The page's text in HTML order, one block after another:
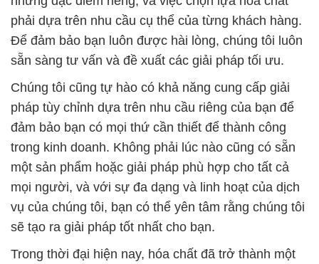
phải dựa trên nhu cầu cụ thể của từng khách hàng.
Để đảm bảo bạn luôn được hài lòng, chúng tôi luôn
sẵn sàng tư vấn và đề xuất các giải pháp tối ưu.
Chúng tôi cũng tự hào có khả năng cung cấp giải
pháp tùy chỉnh dựa trên nhu cầu riêng của bạn để
đảm bảo bạn có mọi thứ cần thiết để thành công
trong kinh doanh. Không phải lúc nào cũng có sẵn
một sản phẩm hoặc giải pháp phù hợp cho tất cả
mọi người, và với sự đa dạng và linh hoạt của dịch
vụ của chúng tôi, bạn có thể yên tâm rằng chúng tôi
sẽ tạo ra giải pháp tốt nhất cho bạn.
Trong thời đại hiện nay, hóa chất đã trở thành một